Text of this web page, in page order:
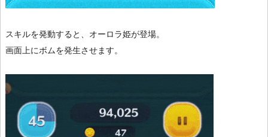
スキルを発動すると、オーロラ姫が登場。
画面上にボムを発生させます。